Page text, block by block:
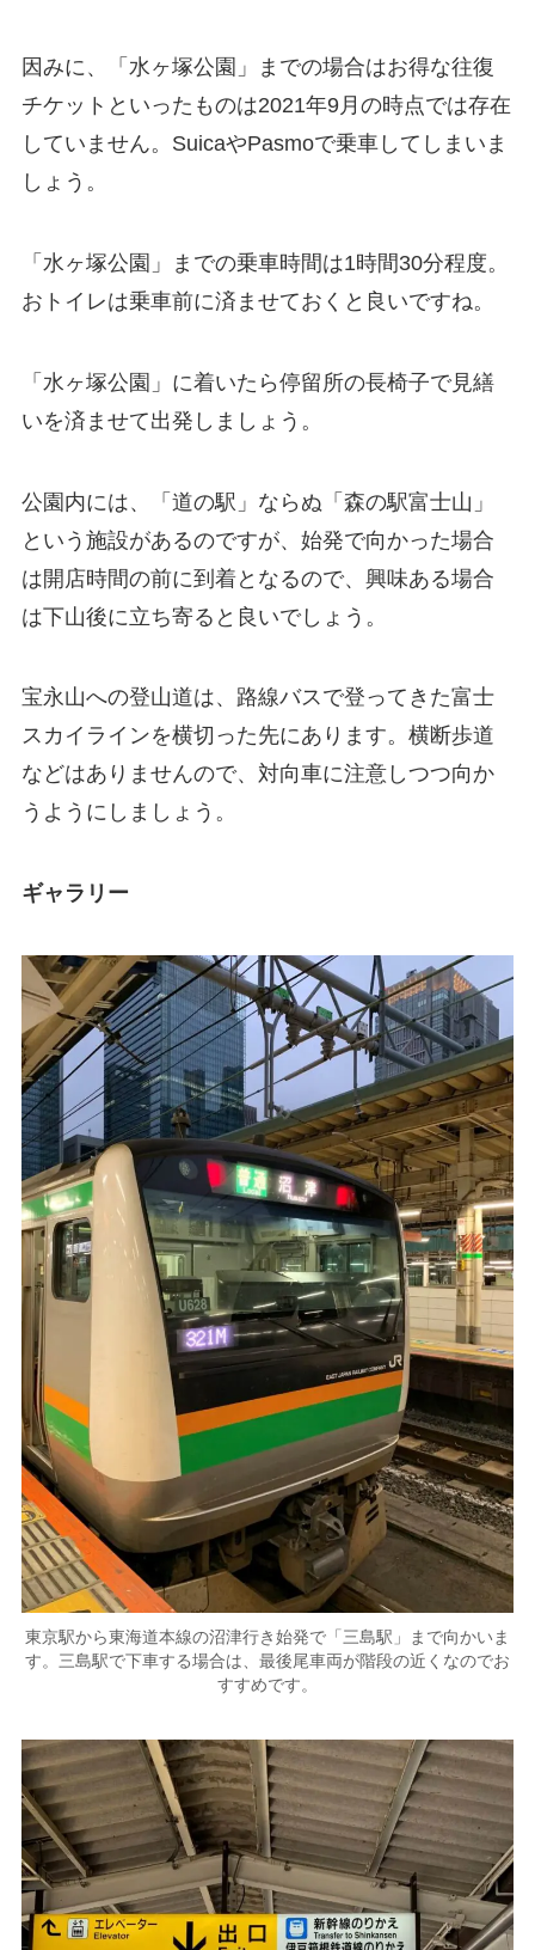
因みに、
「水ヶ塚公園」までの場合はお得な往復
チケットといったものは2021年9月の時点では存在
していません。SuicaやPasmoで乗車してしまいま
しょう。
「水ヶ塚公園」までの乗車時間は1時間30分程度。
おトイレは乗車前に済ませておくと良いですね。
「水ヶ塚公園」に着いたら停留所の長椅子で見繕
いを済ませて出発しましょう。
公園内には、「道の駅」ならぬ「森の駅富士山」
という施設があるのですが、始発で向かった場合
は開店時間の前に到着となるので、興味ある場合
は下山後に立ち寄ると良いでしょう。
宝永山への登山道は、路線バスで登ってきた富士
スカイラインを横切った先にあります。横断歩道
などはありませんので、対向車に注意しつつ向か
うようにしましょう。
ギャラリー
東京駅から東海道本線の沼津行き始発で「三島駅」まで向かいま
す。三島駅で下車する場合は、最後尾車両が階段の近くなのでお
すすめです。